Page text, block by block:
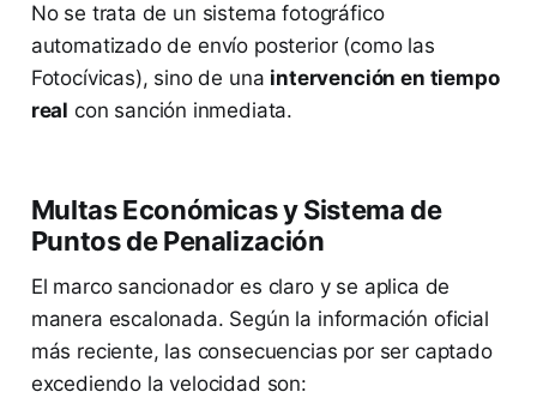
No se trata de un sistema fotográfico
automatizado de envío posterior (como las
Fotocívicas), sino de una intervención en tiempo
real con sanción inmediata.
Multas Económicas y Sistema de
Puntos de Penalización
El marco sancionador es claro y se aplica de
manera escalonada. Según la información oficial
más reciente, las consecuencias por ser captado
excediendo la velocidad son: